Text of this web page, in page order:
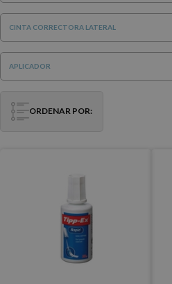
CINTA CORRECTORA LATERAL
APLICADOR
ORDENAR POR: